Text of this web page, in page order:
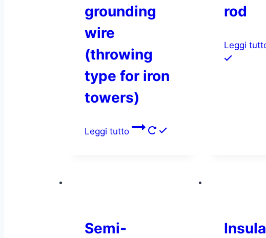
grounding
wire
(throwing
type for iron
towers)
Leggi tutto
rod
Leggi
Semi-